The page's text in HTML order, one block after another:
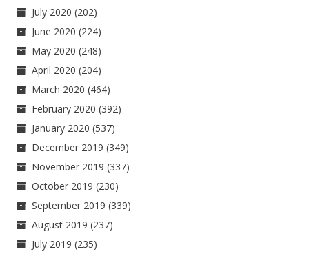
July 2020 (202)
June 2020 (224)
May 2020 (248)
April 2020 (204)
March 2020 (464)
February 2020 (392)
January 2020 (537)
December 2019 (349)
November 2019 (337)
October 2019 (230)
September 2019 (339)
August 2019 (237)
July 2019 (235)